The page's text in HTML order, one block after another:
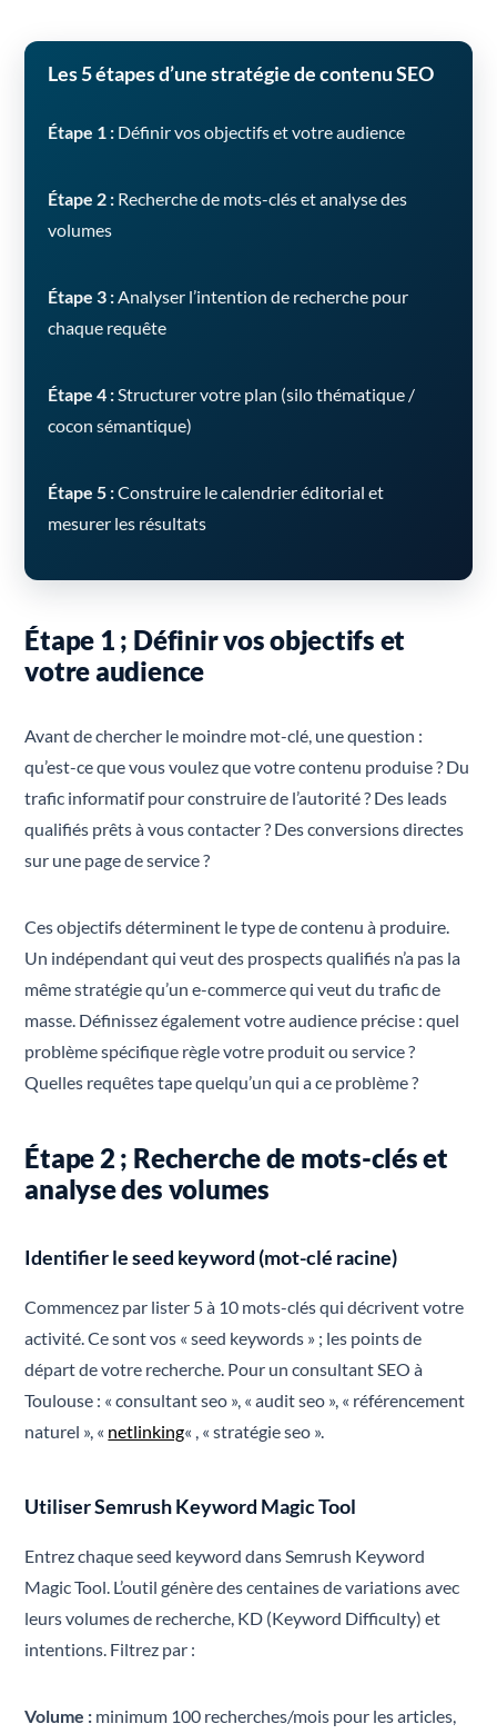
Les 5 étapes d’une stratégie de contenu SEO
Étape 1 :Définir vos objectifs et votre audience
Étape 2 :Recherche de mots-clés et analyse des
volumes
Étape 3 :Analyser l’intention de recherche pour
chaque requête
Étape 4 :Structurer votre plan (silo thématique /
cocon sémantique)
Étape 5 :Construire le calendrier éditorial et
mesurer les résultats
Étape 1 ; Définir vos objectifs et
votre audience
Avant de chercher le moindre mot-clé, une question :
qu’est-ce que vous voulez que votre contenu produise ? Du
trafic informatif pour construire de l’autorité ? Des leads
qualifiés prêts à vous contacter ? Des conversions directes
sur une page de service ?
Ces objectifs déterminent le type de contenu à produire.
Un indépendant qui veut des prospects qualifiés n’a pas la
même stratégie qu’un e-commerce qui veut du trafic de
masse. Définissez également votre audience précise : quel
problème spécifique règle votre produit ou service ?
Quelles requêtes tape quelqu’un qui a ce problème ?
Étape 2 ; Recherche de mots-clés et
analyse des volumes
Identifier le seed keyword (mot-clé racine)
Commencez par lister 5 à 10 mots-clés qui décrivent votre
activité. Ce sont vos « seed keywords » ; les points de
départ de votre recherche. Pour un consultant SEO à
Toulouse : « consultant seo », « audit seo », « référencement
naturel », « netlinking« , « stratégie seo ».
Utiliser Semrush Keyword Magic Tool
Entrez chaque seed keyword dans Semrush Keyword
Magic Tool. L’outil génère des centaines de variations avec
leurs volumes de recherche, KD (Keyword Difficulty) et
intentions. Filtrez par :
Volume : minimum 100 recherches/mois pour les articles,